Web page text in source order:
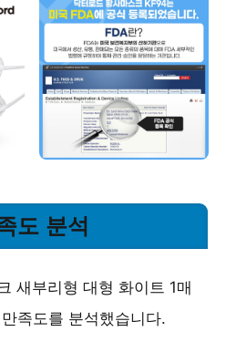
도 분석
새부리형 대형 화이트 1매
족도를 분석했습니다.